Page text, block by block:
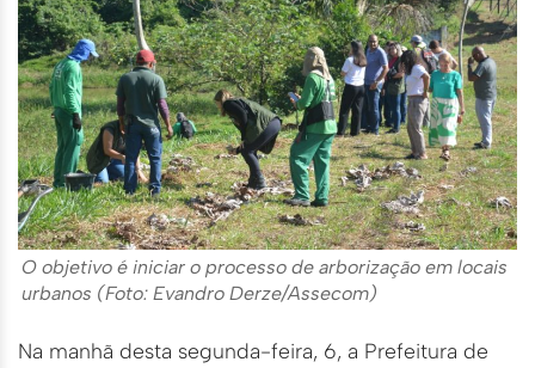
O objetivo é iniciar o processo de arborização em locais
urbanos (Foto: Evandro Derze/Assecom)
Na manhã desta segunda-feira, 6, a Prefeitura de